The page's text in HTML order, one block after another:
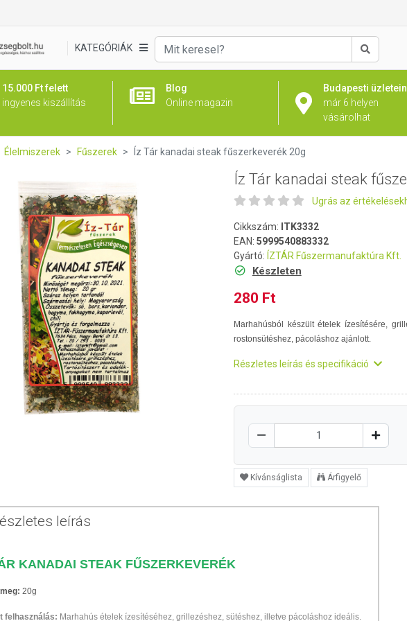
KATEGÓRIÁK
Keresés
15.000 Ft felett
ingyenes kiszállítás
Blog
Online magazin
Budapesti
már 6 helyen
vásárolhat
Élelmiszerek Fűszerek Íz Tár kanadai steak fűszerkeverék 20g
Íz Tár kanadai steak
Ugrás az
Cikkszám: ITK3332
EAN: 5999540883332
Gyártó: ÍZTÁR Fűszermanufaktúra Kft.
Készleten
280 Ft
Marhahúsból készült ételek ízesítésére,
rostonsütéshez, pácoláshoz ajánlott.
Részletes leírás és specifikáció
Kívánságlista Árfigyelő
leírás
KANADAI STEAK FŰSZERKEVERÉK
20g
felhasználás: Marhahús ételek ízesítéséhez, grillezéshez, sütéshez, illetve pácoláshoz ideális.